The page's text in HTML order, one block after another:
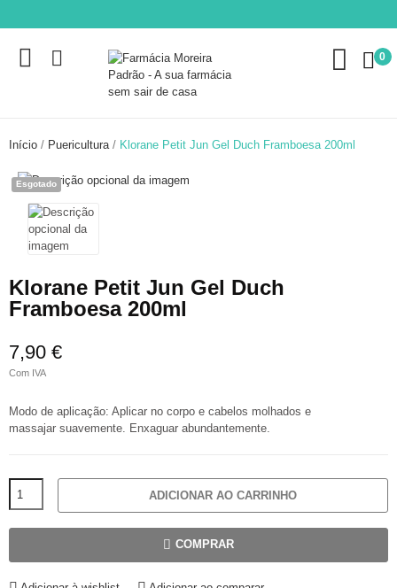
0
Início Puericultura Klorane Petit Jun Gel Duch Framboesa 200ml
Esgotado
Klorane Petit Jun Gel Duch
Framboesa 200ml
7,90 €
Com IVA
Modo de aplicação: Aplicar no corpo e cabelos molhados e
massajar suavemente. Enxaguar abundantemente.
ADICIONAR AO CARRINHO
COMPRAR